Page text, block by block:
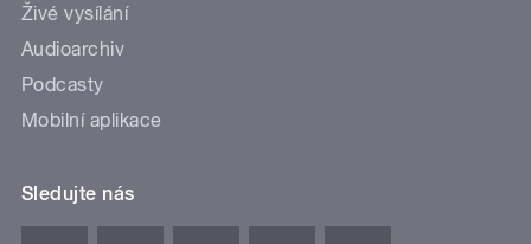
Živé vysílání
Audioarchiv
Podcasty
Mobilní aplikace
Sledujte nás